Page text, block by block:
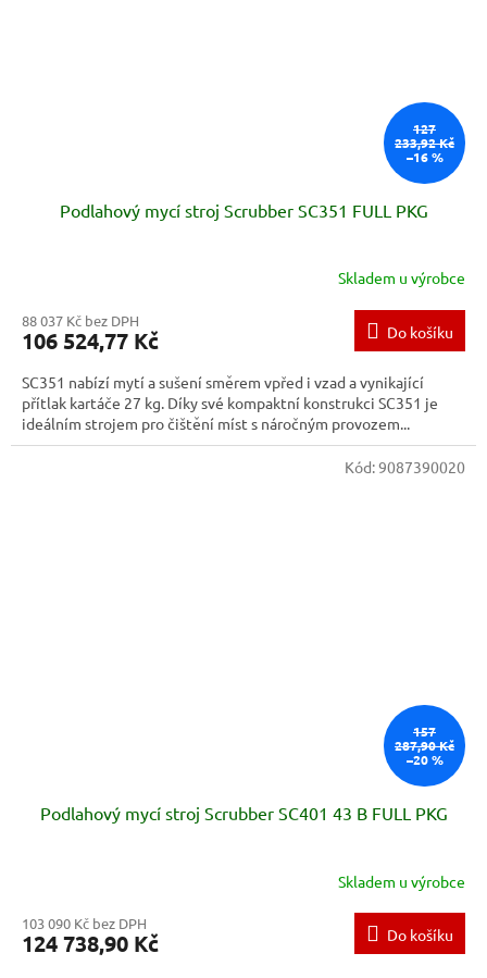
127
233,92 Kč
–16 %
Podlahový mycí stroj Scrubber SC351 FULL PKG
Skladem u výrobce
88 037 Kč bez DPH
106 524,77 Kč Do košíku
SC351 nabízí mytí a sušení směrem vpřed i vzad a vynikající
přítlak kartáče 27 kg. Díky své kompaktní konstrukci SC351 je
ideálním strojem pro čištění míst s náročným provozem...
157
287,90 Kč
–20 %
Podlahový mycí stroj Scrubber SC401 43 B FULL PKG
Skladem u výrobce
103 090 Kč bez DPH
124 738,90 Kč Do košíku
Kód:9087390020